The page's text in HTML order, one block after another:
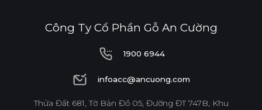
Công Ty Cổ Phần Gỗ An Cường
1900 6944
1900 6944
infoacc@ancuong.com
infoacc@ancuong.com
Thửa Đất 681, Tờ Bản Đồ 05, Đường ĐT 747B, Khu